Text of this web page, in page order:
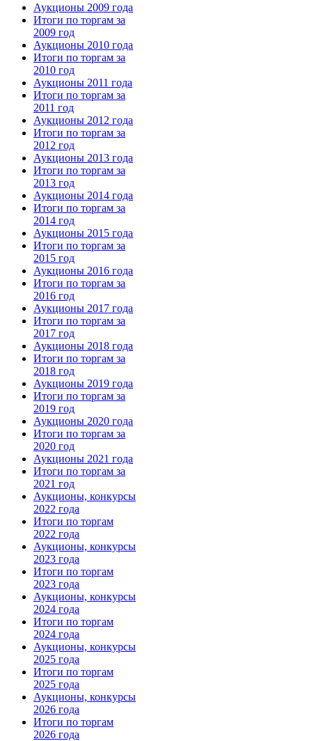
Аукционы 2009 года
Итоги по торгам за
2009 год
Аукционы 2010 года
Итоги по торгам за
2010 год
Аукционы 2011 года
Итоги по торгам за
2011 год
Аукционы 2012 года
Итоги по торгам за
2012 год
Аукционы 2013 года
Итоги по торгам за
2013 год
Аукционы 2014 года
Итоги по торгам за
2014 год
Аукционы 2015 года
Итоги по торгам за
2015 год
Аукционы 2016 года
Итоги по торгам за
2016 год
Аукционы 2017 года
Итоги по торгам за
2017 год
Аукционы 2018 года
Итоги по торгам за
2018 год
Аукционы 2019 года
Итоги по торгам за
2019 год
Аукционы 2020 года
Итоги по торгам за
2020 год
Аукционы 2021 года
Итоги по торгам за
2021 год
Аукционы, конкурсы
2022 года
Итоги по торгам
2022 года
Аукционы, конкурсы
2023 года
Итоги по торгам
2023 года
Аукционы, конкурсы
2024 года
Итоги по торгам
2024 года
Аукционы, конкурсы
2025 года
Итоги по торгам
2025 года
Аукционы, конкурсы
2026 года
Итоги по торгам
2026 года